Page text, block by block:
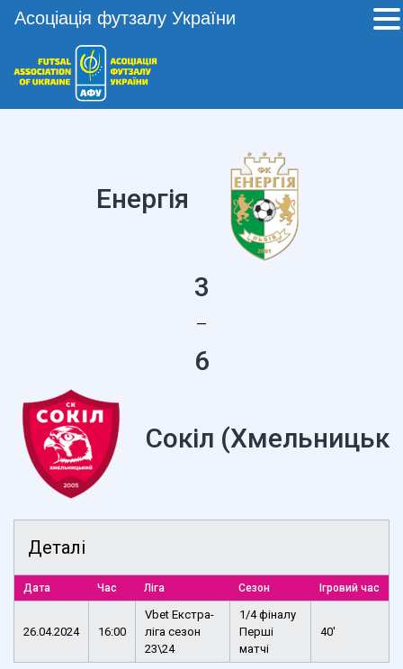
Енергія
3
—
6
Сокіл
Деталі
Дата Час Ліга Сезон Ігровий час
26.04.2024 16:00
Vbet Екстра-
ліга сезон
23\24
1/4 фіналу
Перші
матчі
40'
Асоціація футзалу України